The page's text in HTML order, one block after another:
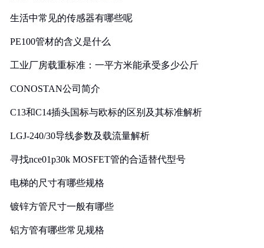
生活中常见的传感器有哪些呢
PE100管材的含义是什么
工业厂房载重标准：一平方米能承受多少公斤
CONOSTAN公司简介
C13和C14插头国标与欧标的区别及其标准解析
LGJ-240/30导线参数及载流量解析
寻找nce01p30k MOSFET管的合适替代型号
电梯的尺寸有哪些规格
镀锌方管尺寸一般有哪些
铝方管有哪些常见规格